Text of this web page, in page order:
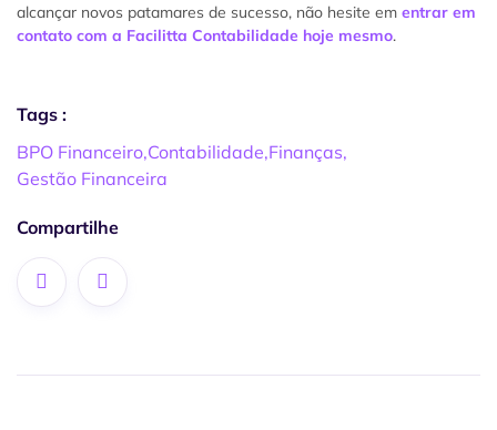
alcançar novos patamares de sucesso, não hesite em entrar em
contato com a Facilitta Contabilidade hoje mesmo.
Tags :
BPO Financeiro,Contabilidade,Finanças,
Gestão Financeira
Compartilhe